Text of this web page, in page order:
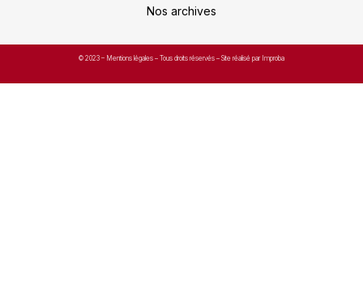
Nos archives
© 2023 – Mentions légales – Tous droits réservés – Site réalisé par Improba